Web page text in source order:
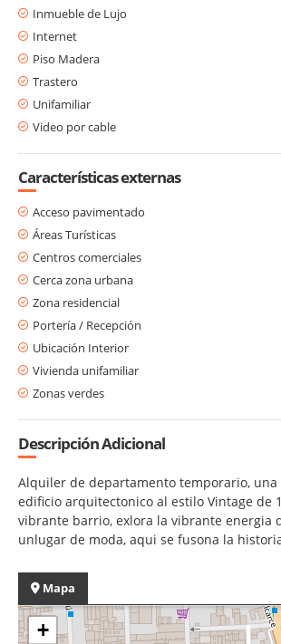
Inmueble de Lujo
Internet
Piso Madera
Trastero
Unifamiliar
Video por cable
Características externas
Acceso pavimentado
Áreas Turísticas
Centros comerciales
Cerca zona urbana
Zona residencial
Portería / Recepción
Ubicación Interior
Vivienda unifamiliar
Zonas verdes
Descripción Adicional
Alquiler de departamento temporario, una
edificio arquitectonico al estilo Vintage de
vibrante barrio, exlora la vibrante energia
unlugar de moda, aqui se fusona la
Mapa
+